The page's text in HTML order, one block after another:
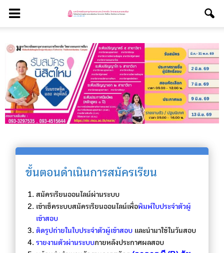
ขั้นตอนดำเนินการสมัครเรียน
สมัครเรียนออนไลน์ผ่านระบบ
เข้าเช็คระบบสมัครเรียนออนไลน์เพื่อพิมพ์ใบประจำตัวผู้
เข้าสอบ
ติดรูปถ่ายในใบประจำตัวผู้เข้าสอบและนำมาใช้ในวันสอบ
รายงานตัวผ่านระบบภายหลังประกาศผลสอบ